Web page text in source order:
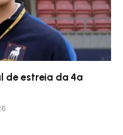
de estreia da 4ª